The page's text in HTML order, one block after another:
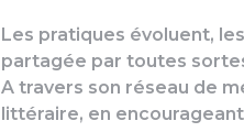
Les pratiques évoluent,
partagée par toutes
A travers son réseau de
littéraire, en